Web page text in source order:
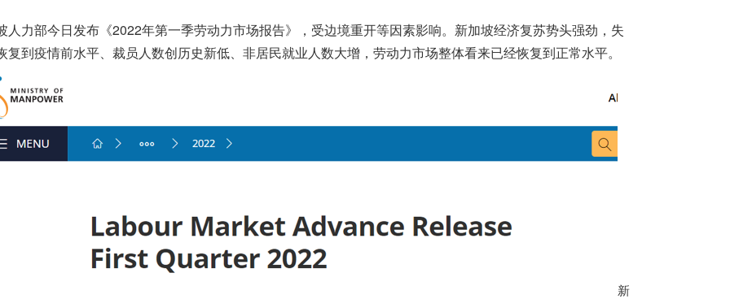
人力部今日发布《2022年第一季劳动力市场报告》，受边境重开等因素影响。 新加坡经济复苏势头强劲，失
复到疫情前水平、裁员人数创历史新低、非居民就业人数大增，劳动力市场整体看来已经恢复到正常水平。
新